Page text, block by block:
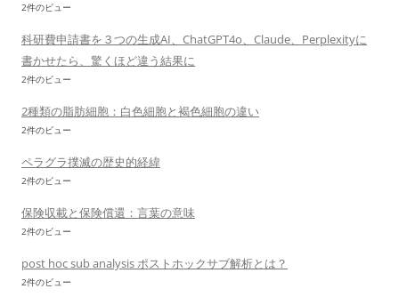
2件のビュー
科研費申請書を３つの生成AI、ChatGPT4o、Claude、Perplexityに
書かせたら、驚くほど違う結果に
2件のビュー
2種類の脂肪細胞：白色細胞と褐色細胞の違い
2件のビュー
ペラグラ撲滅の歴史的経緯
2件のビュー
保険収載と保険償還：言葉の意味
2件のビュー
post hoc sub analysis ポストホックサブ解析とは？
2件のビュー